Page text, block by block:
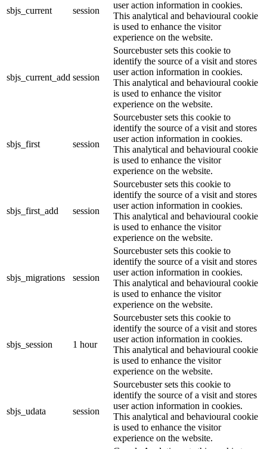
sbjs_current session
user action information in cookies.
This analytical and behavioural cookie
is used to enhance the visitor
experience on the website.
sbjs_current_add session
Sourcebuster sets this cookie to
identify the source of a visit and stores
user action information in cookies.
This analytical and behavioural cookie
is used to enhance the visitor
experience on the website.
sbjs_first session
Sourcebuster sets this cookie to
identify the source of a visit and stores
user action information in cookies.
This analytical and behavioural cookie
is used to enhance the visitor
experience on the website.
sbjs_first_add session
Sourcebuster sets this cookie to
identify the source of a visit and stores
user action information in cookies.
This analytical and behavioural cookie
is used to enhance the visitor
experience on the website.
sbjs_migrations session
Sourcebuster sets this cookie to
identify the source of a visit and stores
user action information in cookies.
This analytical and behavioural cookie
is used to enhance the visitor
experience on the website.
sbjs_session 1 hour
Sourcebuster sets this cookie to
identify the source of a visit and stores
user action information in cookies.
This analytical and behavioural cookie
is used to enhance the visitor
experience on the website.
sbjs_udata session
Sourcebuster sets this cookie to
identify the source of a visit and stores
user action information in cookies.
This analytical and behavioural cookie
is used to enhance the visitor
experience on the website.